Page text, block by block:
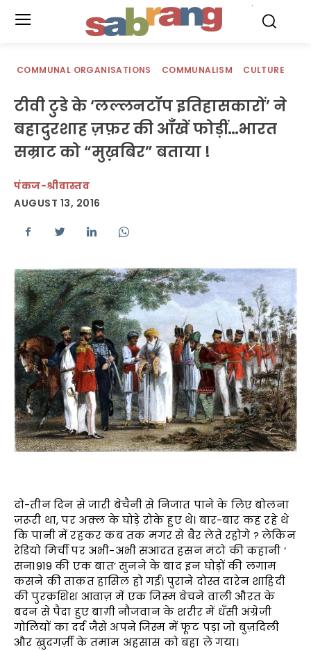
COMMUNAL ORGANISATIONS COMMUNALISM CULTURE
टीवी टुडे के ‘लल्लनटॉप इतिहासकारों’ ने
बहादुरशाह ज़फ़र की आँखें फोड़ीं…भारत
सम्राट को “मुख़बिर” बताया !
पंकज-श्रीवास्तव
AUGUST 13, 2016
दो-तीन दिन से जारी बेचैनी से निजात पाने के लिए बोलना
ज़रूरी था, पर अक़्ल के घोड़े रोके हुए थे। बार-बार कह रहे थे
कि पानी में रहकर कब तक मगर से बैर लेते रहोगे ? लेकिन
रेडियो मिर्ची पर अभी-अभी सआदत हसन मंटो की कहानी ‘
सन1919 की एक बात’ सुनने के बाद इन घोड़ों की लगाम
कसने की ताक़त हासिल हो गई। पुराने दोस्त दारेन शाहिदी
की पुरक़शिश आवाज़ में एक जिस्म बेचने वाली औरत के
बदन से पैदा हुए बाग़ी नौजवान के शरीर में धँसी अंग्रेज़ी
गोलियों का दर्द जैसे अपने जिस्म में फूट पड़ा जो बुज़दिली
और ख़ुदगर्ज़ी के तमाम अहसास को बहा ले गया।